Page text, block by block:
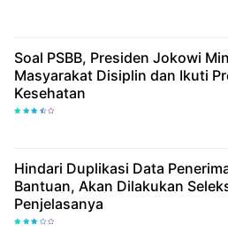
Soal PSBB, Presiden Jokowi
Masyarakat Disiplin dan Ikuti
Kesehatan
Hindari Duplikasi Data
Bantuan, Akan Dilakukan
Penjelasanya